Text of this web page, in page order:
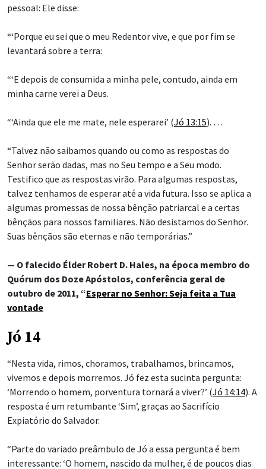
pessoal: Ele disse:
“‘Porque eu sei que o meu Redentor vive, e que por fim se
levantará sobre a terra:
“‘E depois de consumida a minha pele, contudo, ainda em
minha carne verei a Deus.
“‘Ainda que ele me mate, nele esperarei’ (Jó 13:15). …
“Talvez não saibamos quando ou como as respostas do
Senhor serão dadas, mas no Seu tempo e a Seu modo.
Testifico que as respostas virão. Para algumas respostas,
talvez tenhamos de esperar até a vida futura. Isso se aplica a
algumas promessas de nossa bênção patriarcal e a certas
bênçãos para nossos familiares. Não desistamos do Senhor.
Suas bênçãos são eternas e não temporárias.”
— O falecido Élder Robert D. Hales, na época membro do
Quórum dos Doze Apóstolos, conferência geral de
outubro de 2011, “Esperar no Senhor: Seja feita a Tua
vontade
Jó 14
“Nesta vida, rimos, choramos, trabalhamos, brincamos,
vivemos e depois morremos. Jó fez esta sucinta pergunta:
‘Morrendo o homem, porventura tornará a viver?’ (Jó 14:14). A
resposta é um retumbante ‘Sim’, graças ao Sacrifício
Expiatório do Salvador.
“Parte do variado preâmbulo de Jó a essa pergunta é bem
interessante: ‘O homem, nascido da mulher, é de poucos dias